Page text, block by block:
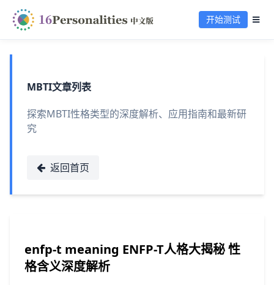
开始测试
MBTI文章列表
探索MBTI性格类型的深度解析、应用指南和最新研
究
返回首页
enfp-t meaning ENFP-T人格大揭秘 性
格含义深度解析